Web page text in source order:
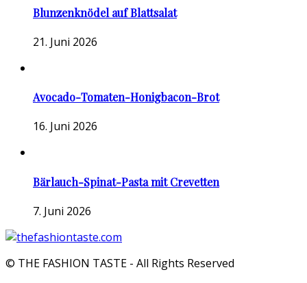
Blunzenknödel auf Blattsalat
21. Juni 2026
Avocado-Tomaten-Honigbacon-Brot
16. Juni 2026
Bärlauch-Spinat-Pasta mit Crevetten
7. Juni 2026
© THE FASHION TASTE - All Rights Reserved